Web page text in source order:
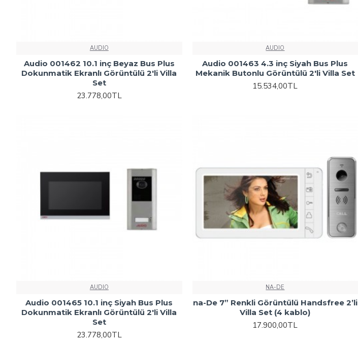
AUDIO
Audio 001462 10.1 inç Beyaz Bus Plus
Dokunmatik Ekranlı Görüntülü 2'li Villa
Set
23.778,00TL
AUDIO
Audio 001463 4.3 inç Siyah Bus Plus
Mekanik Butonlu Görüntülü 2'li Villa Set
15.534,00TL
AUDIO
Audio 001465 10.1 inç Siyah Bus Plus
Dokunmatik Ekranlı Görüntülü 2'li Villa
Set
23.778,00TL
NA-DE
na-De 7” Renkli Görüntülü Handsfree 2’li
Villa Set (4 kablo)
17.900,00TL